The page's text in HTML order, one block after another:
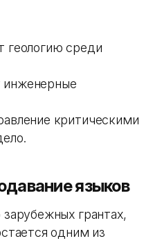
геологию среди
инженерные
критическими
языков
грантах,
одним из